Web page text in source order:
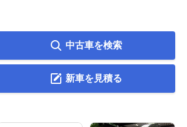
中古車を検索
新車を見積る